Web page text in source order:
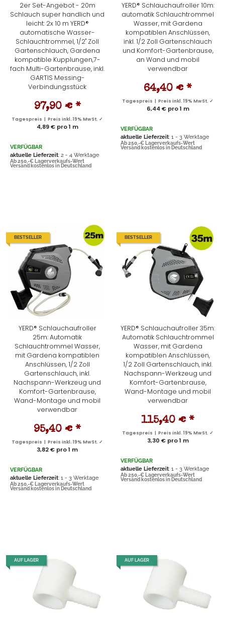
2er Set-Angebot - 20m
Schlauch super handlich und
leicht: 2x 10 m YERD®
automatische Wasser-
Schlauchtrommel, 1/2" Zoll
Gartenschlauch, Gardena
kompatible Kupplungen,7-
fach Multi-Gartenbrause, inkl.
GARTIS Messing-
Verbindungsstück
97,90 € *
Tagespreis | Preis inkl. 19% MwSt. ✓
4,89 € pro 1 m
VERFÜGBAR
aktuelle Lieferzeit: 2 - 4 Werktage
Ab 250,-€ Lagerverkaufs-Wert
Versand kostenlos in Deutschland
YERD® Schlauchaufroller 10m:
automatik Schlauchtrommel
Wasser, mit Gardena
kompatiblen Anschlüssen,
inkl. 1/2 Zoll Gartenschlauch
und Komfort-Gartenbrause,
an Wand und mobil
verwendbar
64,40 € *
Tagespreis | Preis inkl. 19% MwSt. ✓
6,44 € pro 1 m
VERFÜGBAR
aktuelle Lieferzeit: 1 - 3 Werktage
Ab 250,-€ Lagerverkaufs-Wert
Versand kostenlos in Deutschland
BESTSELLER
YERD® Schlauchaufroller
25m: Automatik
Schlauchtrommel Wasser,
mit Gardena kompatiblen
Anschlüssen, 1/2 Zoll
Gartenschlauch, inkl.
Nachspann-Werkzeug und
Komfort-Gartenbrause,
Wand-Montage und mobil
verwendbar
95,40 € *
Tagespreis | Preis inkl. 19% MwSt. ✓
3,82 € pro 1 m
VERFÜGBAR
aktuelle Lieferzeit: 1 - 3 Werktage
Ab 250,-€ Lagerverkaufs-Wert
Versand kostenlos in Deutschland
BESTSELLER
YERD® Schlauchaufroller 35m:
Automatik Schlauchtrommel
Wasser, mit Gardena
kompatiblen Anschlüssen,
1/2 Zoll Gartenschlauch, inkl.
Nachspann-Werkzeug und
Komfort-Gartenbrause,
Wand-Montage und mobil
verwendbar
115,40 € *
Tagespreis | Preis inkl. 19% MwSt. ✓
3,30 € pro 1 m
VERFÜGBAR
aktuelle Lieferzeit: 1 - 3 Werktage
Ab 250,-€ Lagerverkaufs-Wert
Versand kostenlos in Deutschland
AUF LAGER AUF LAGER